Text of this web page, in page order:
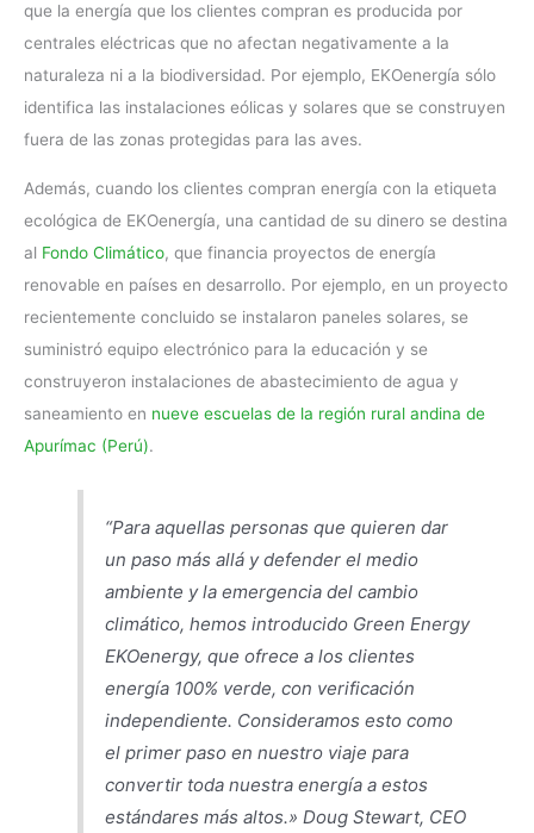
que la energía que los clientes compran es producida por
centrales eléctricas que no afectan negativamente a la
naturaleza ni a la biodiversidad. Por ejemplo, EKOenergía sólo
identifica las instalaciones eólicas y solares que se construyen
fuera de las zonas protegidas para las aves.
Además, cuando los clientes compran energía con la etiqueta
ecológica de EKOenergía, una cantidad de su dinero se destina
al Fondo Climático, que financia proyectos de energía
renovable en países en desarrollo. Por ejemplo, en un proyecto
recientemente concluido se instalaron paneles solares, se
suministró equipo electrónico para la educación y se
construyeron instalaciones de abastecimiento de agua y
saneamiento en nueve escuelas de la región rural andina de
Apurímac (Perú).
“Para aquellas personas que quieren dar
un paso más allá y defender el medio
ambiente y la emergencia del cambio
climático, hemos introducido Green Energy
EKOenergy, que ofrece a los clientes
energía 100% verde, con verificación
independiente. Consideramos esto como
el primer paso en nuestro viaje para
convertir toda nuestra energía a estos
estándares más altos.» Doug Stewart, CEO